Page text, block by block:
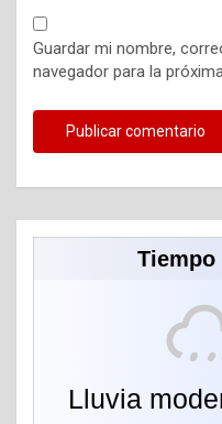
Guardar mi nombre,
navegador para la
Tiempo
Lluvia